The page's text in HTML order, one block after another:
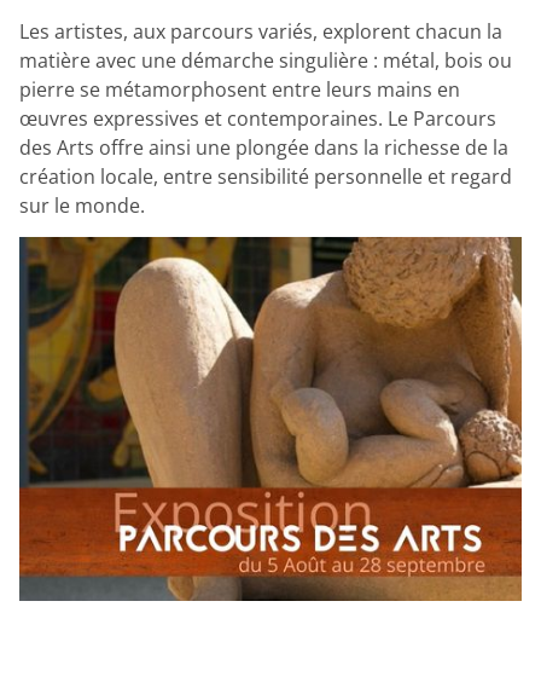
Les artistes, aux parcours variés, explorent chacun la
matière avec une démarche singulière : métal, bois ou
pierre se métamorphosent entre leurs mains en
œuvres expressives et contemporaines. Le Parcours
des Arts offre ainsi une plongée dans la richesse de la
création locale, entre sensibilité personnelle et regard
sur le monde.